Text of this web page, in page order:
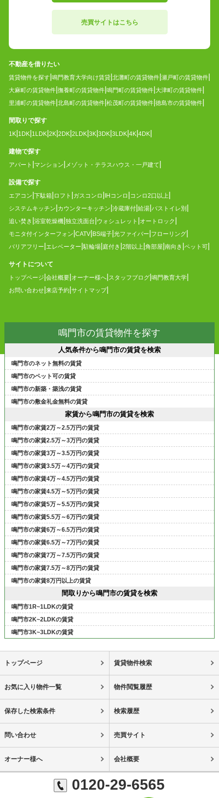
売買サイトはこちら
不動産を借りたい
賃貸物件を探す 鳴門教育大学向け賃貸 北灘町の賃貸物件 瀬戸町の賃貸物件
大麻町の賃貸物件 撫養町の賃貸物件 鳴門町の賃貸物件 大津町の賃貸物件
里浦町の賃貸物件 北島町の賃貸物件 松茂町の賃貸物件 徳島市の賃貸物件
間取りで探す
1K 1DK 1LDK 2K 2DK 2LDK 3K 3DK 3LDK 4K 4DK
建物で探す
アパート マンション メゾット・テラスハウス・一戸建て
設備で探す
エアコン 下駄箱 ロフト ガスコンロ IHコンロ コンロ2口以上
システムキッチン カウンターキッチン 冷蔵庫付 給湯 バストイレ別
追い焚き 浴室乾燥機 独立洗面台 ウォシュレット オートロック
モニタ付インターフォン CATV BS端子 光ファイバー フローリング
バリアフリー エレベーター 駐輪場 庭付き 2階以上 角部屋 南向き ペット可
サイトについて
トップページ 会社概要 オーナー様へ スタッフブログ 鳴門教育大学
お問い合わせ 来店予約 サイトマップ
鳴門市の賃貸物件を探す
人気条件から鳴門市の賃貸を検索
鳴門市のネット無料の賃貸
鳴門市のペット可の賃貸
鳴門市の新築・築浅の賃貸
鳴門市の敷金礼金無料の賃貸
家賃から鳴門市の賃貸を検索
鳴門市の家賃2万～2.5万円の賃貸
鳴門市の家賃2.5万～3万円の賃貸
鳴門市の家賃3万～3.5万円の賃貸
鳴門市の家賃3.5万～4万円の賃貸
鳴門市の家賃4万～4.5万円の賃貸
鳴門市の家賃4.5万～5万円の賃貸
鳴門市の家賃5万～5.5万円の賃貸
鳴門市の家賃5.5万～6万円の賃貸
鳴門市の家賃6万～6.5万円の賃貸
鳴門市の家賃6.5万～7万円の賃貸
鳴門市の家賃7万～7.5万円の賃貸
鳴門市の家賃7.5万～8万円の賃貸
鳴門市の家賃8万円以上の賃貸
間取りから鳴門市の賃貸を検索
鳴門市1R~1LDKの賃貸
鳴門市2K~2LDKの賃貸
鳴門市3K~3LDKの賃貸
トップページ 賃貸物件検索
お気に入り物件一覧 物件閲覧履歴
保存した検索条件 検索履歴
問い合わせ 売買サイト
オーナー様へ 会社概要
0120-29-6565